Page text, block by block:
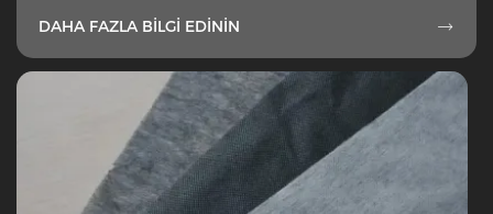
DAHA FAZLA BILGI EDININ 